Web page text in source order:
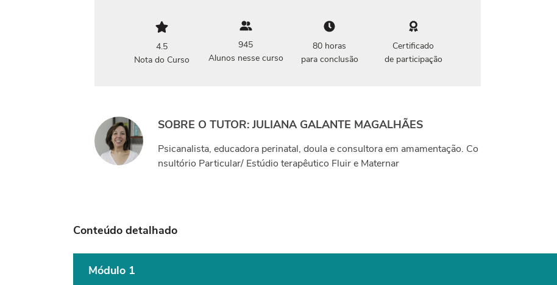
4.5
Nota do Curso
945
Alunos nesse curso
80 horas
para conclusão
Certificado
de participação
SOBRE O TUTOR: JULIANA GALANTE MAGALHÃES
Psicanalista, educadora perinatal, doula e consultora em amamentação. Co
nsultório Particular/ Estúdio terapêutico Fluir e Maternar
Conteúdo detalhado
Módulo 1